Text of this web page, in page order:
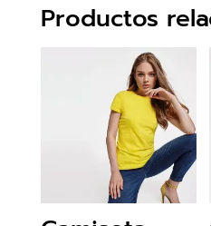
Productos